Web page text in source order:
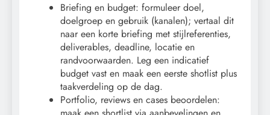
Briefing en budget: formuleer doel,
doelgroep en gebruik (kanalen); vertaal dit
naar een korte briefing met stijlreferenties,
deliverables, deadline, locatie en
randvoorwaarden. Leg een indicatief
budget vast en maak een eerste shotlist plus
taakverdeling op de dag.
Portfolio, reviews en cases beoordelen: